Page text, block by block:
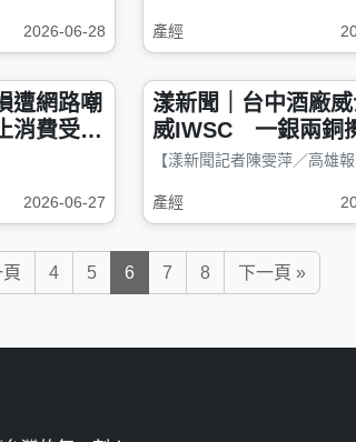
2026-06-28 產經
遭網路嘲
消費受災
2026-06-27
漾新聞｜台中酒廠
威IWSC 一銀兩銅
灣釀造實力
產經
4 5 6 7 8 下一頁 »